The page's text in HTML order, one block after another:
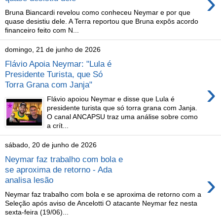
Bruna Biancardi revelou como conheceu Neymar e por que
quase desistiu dele. A Terra reportou que Bruna expôs acordo
financeiro feito com N...
domingo, 21 de junho de 2026
Flávio Apoia Neymar: "Lula é
Presidente Turista, que Só
Torra Grana com Janja"
›
Flávio apoiou Neymar e disse que Lula é
presidente turista que só torra grana com Janja.
O canal ANCAPSU traz uma análise sobre como
a crít...
sábado, 20 de junho de 2026
Neymar faz trabalho com bola e
se aproxima de retorno - Ada
analisa lesão
›
Neymar faz trabalho com bola e se aproxima de retorno com a
Seleção após aviso de Ancelotti O atacante Neymar fez nesta
sexta-feira (19/06)...